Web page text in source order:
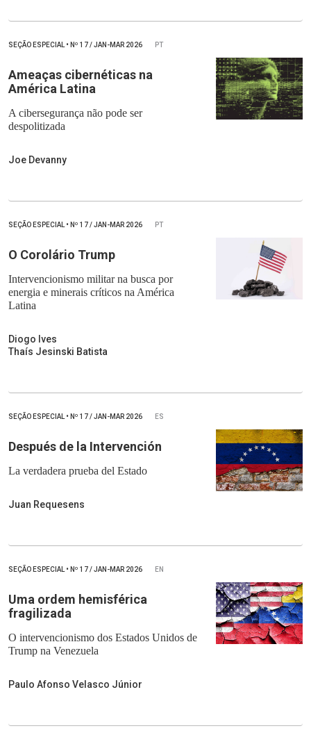
SEÇÃO ESPECIAL • Nº 17 / JAN-MAR 2026 PT
Ameaças cibernéticas na
América Latina
A cibersegurança não pode ser
despolitizada
Joe Devanny
SEÇÃO ESPECIAL • Nº 17 / JAN-MAR 2026 PT
O Corolário Trump
Intervencionismo militar na busca por
energia e minerais críticos na América
Latina
Diogo Ives
Thaís Jesinski Batista
SEÇÃO ESPECIAL • Nº 17 / JAN-MAR 2026 ES
Después de la Intervención
La verdadera prueba del Estado
Juan Requesens
SEÇÃO ESPECIAL • Nº 17 / JAN-MAR 2026 EN
Uma ordem hemisférica
fragilizada
O intervencionismo dos Estados Unidos de
Trump na Venezuela
Paulo Afonso Velasco Júnior